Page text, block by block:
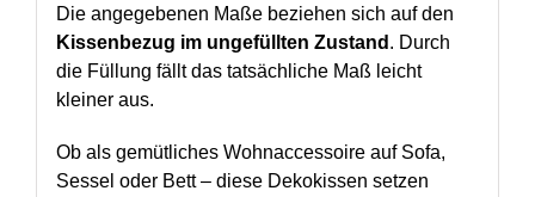
Die angegebenen Maße beziehen sich auf den
Kissenbezug im ungefüllten Zustand . Durch
die Füllung fällt das tatsächliche Maß leicht
kleiner aus.
Ob als gemütliches Wohnaccessoire auf Sofa,
Sessel oder Bett – diese Dekokissen setzen